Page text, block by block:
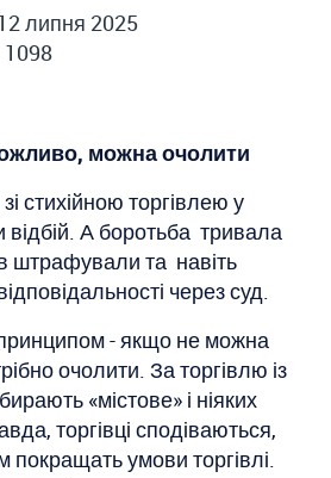
липня 2025
можна очолити
стихійною торгівлею у
відбій. А боротьба тривала
штрафували та навіть
через суд.
- якщо не можна
очолити. За торгівлю із
«містове» і ніяких
торгівці сподіваються,
покращать умови торгівлі.